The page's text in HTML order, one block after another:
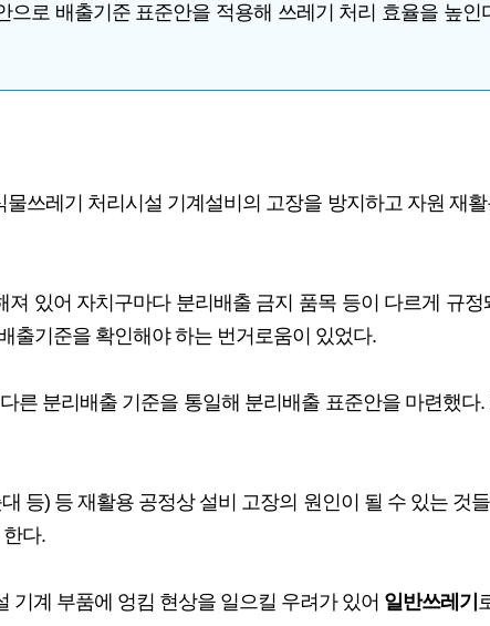
로 배출기준 표준안을 적용해 쓰레기 처리 효율을 높
쓰레기 처리시설 기계설비의 고장을 방지하고 자원 재
있어 자치구마다 분리배출 금지 품목 등이 다르게 규
출기준을 확인해야 하는 번거로움이 있었다.
른 분리배출 기준을 통일해 분리배출 표준안을 마련했
등) 등 재활용 공정상 설비 고장의 원인이 될 수 있는 것
다.
기계 부품에 엉킴 현상을 일으킬 우려가 있어 일반쓰레기